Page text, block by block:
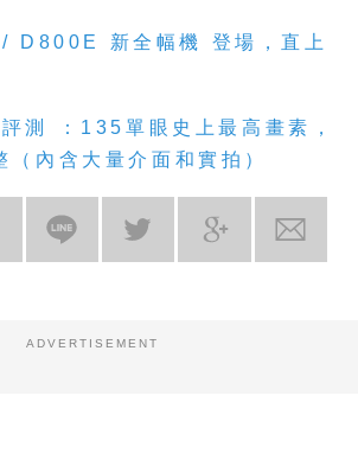
新全幅機 登場，直上
測 ：135單眼史上最高畫素，
（內含大量介面和實拍）
ADVERTISEMENT